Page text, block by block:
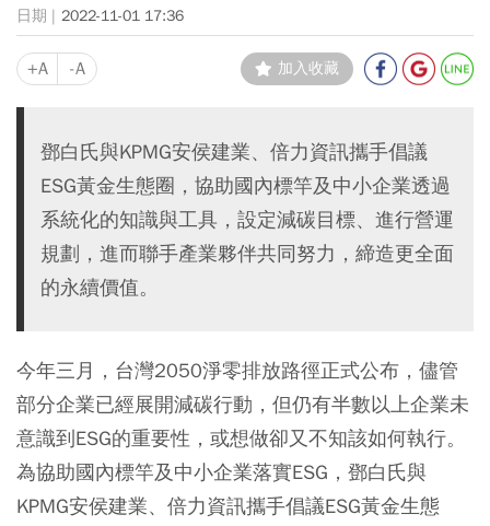
2022-11-01 17:36
+A -A 加入收藏
鄧白氏與KPMG安侯建業、倍力資訊攜手倡議
ESG黃金生態圈，協助國內標竿及中小企業透過
系統化的知識與工具，設定減碳目標、進行營運
規劃，進而聯手產業夥伴共同努力，締造更全面
的永續價值。
今年三月，台灣2050淨零排放路徑正式公布，儘管
部分企業已經展開減碳行動，但仍有半數以上企業未
意識到ESG的重要性，或想做卻又不知該如何執行。
為協助國內標竿及中小企業落實ESG，鄧白氏與
KPMG安侯建業、倍力資訊攜手倡議ESG黃金生態